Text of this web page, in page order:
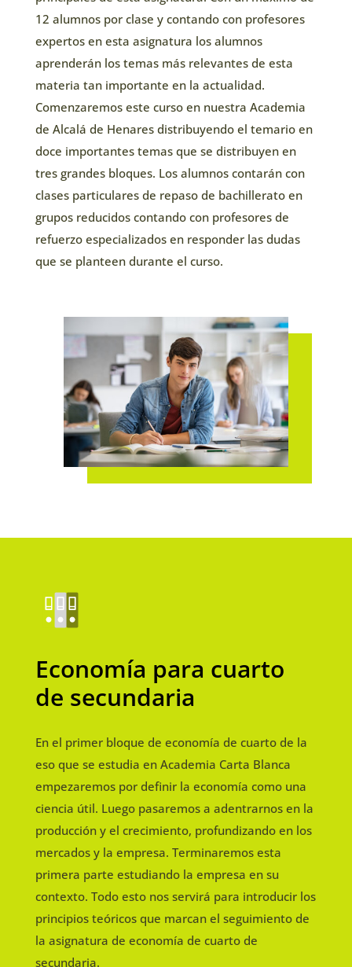
12 alumnos por clase y contando con profesores
expertos en esta asignatura los alumnos
aprenderán los temas más relevantes de esta
materia tan importante en la actualidad.
Comenzaremos este curso en nuestra Academia
de Alcalá de Henares distribuyendo el temario en
doce importantes temas que se distribuyen en
tres grandes bloques. Los alumnos contarán con
clases particulares de repaso de bachillerato en
grupos reducidos contando con profesores de
refuerzo especializados en responder las dudas
que se planteen durante el curso.
Economía para cuarto
de secundaria
En el primer bloque de economía de cuarto de la
eso que se estudia en Academia Carta Blanca
empezaremos por definir la economía como una
ciencia útil. Luego pasaremos a adentrarnos en la
producción y el crecimiento, profundizando en los
mercados y la empresa. Terminaremos esta
primera parte estudiando la empresa en su
contexto. Todo esto nos servirá para introducir los
principios teóricos que marcan el seguimiento de
la asignatura de economía de cuarto de
secundaria.